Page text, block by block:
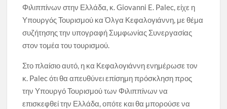
Φιλιππίνων στην Ελλάδα, κ. Giovanni E. Palec, είχε η
Υπουργός Τουρισμού κα Όλγα Κεφαλογιάννη, με θέμα
συζήτησης την υπογραφή Συμφωνίας Συνεργασίας
στον τομέα του τουρισμού.
Στο πλαίσιο αυτό, η κα Κεφαλογιάννη ενημέρωσε τον
κ. Palec ότι θα απευθύνει επίσημη πρόσκληση προς
την Υπουργό Τουρισμού των Φιλιππίνων να
επισκεφθεί την Ελλάδα, οπότε και θα μπορούσε να